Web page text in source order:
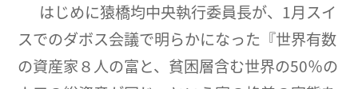
はじめに猿橋均中央執行委員長が、1月スイ
スでのダボス会議で明らかになった『世界有数
の資産家８人の富と、貧困層含む世界の50％の